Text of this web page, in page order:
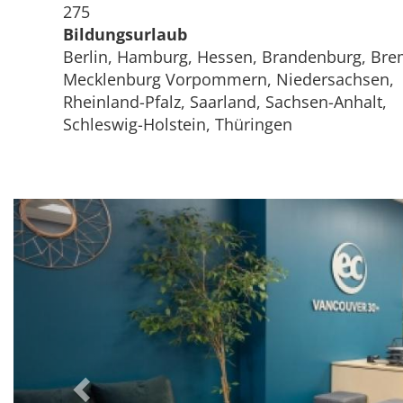
275
Bildungsurlaub
Berlin, Hamburg, Hessen, Brandenburg,
Mecklenburg Vorpommern, Niedersachsen,
Rheinland-Pfalz, Saarland, Sachsen-Anhalt,
Schleswig-Holstein, Thüringen
Previous